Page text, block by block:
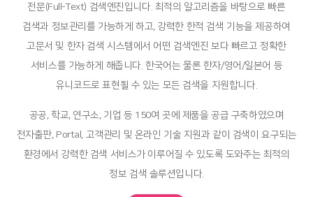
IWAZ Search Server
IWAZ BigData Platform
IWAZ Crawler
IWAZ Contents Monitoring
News
Story
Video
iGPT Support
전문(Full-Text) 검색엔진입니다. 최적의 알고리즘을 바탕으로 빠른
검색과 정보관리를 가능하게 하고, 강력한 한적 검색 기능을 제공하여
고문서 및 한자 검색 시스템에서 어떤 검색엔진 보다 빠르고 정확한
서비스를 가능하게 해줍니다. 한국어는 물론 한자/영어/일본어 등
유니코드로 표현될 수 있는 모든 검색을 지원합니다.
공공, 학교, 연구소, 기업 등 150여 곳에 제품을 공급 구축하였으며
전자출판, Portal, 고객관리 및 온라인 기술 지원과 같이 검색이 요구되는
환경에서 강력한 검색 서비스가 이루어질 수 있도록 도와주는 최적의
정보 검색 솔루션입니다.